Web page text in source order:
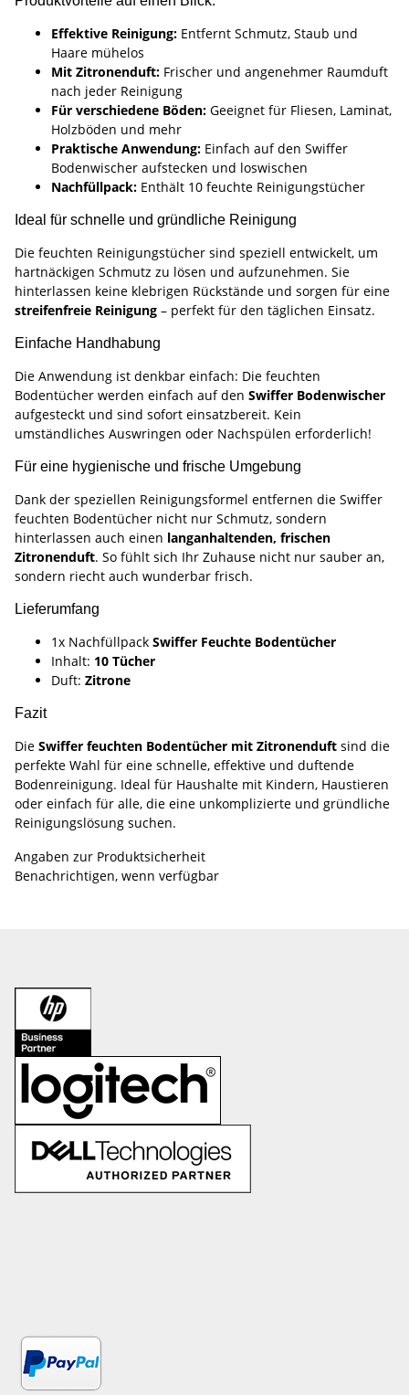
Effektive Reinigung: Entfernt Schmutz, Staub und
Haare mühelos
Mit Zitronenduft: Frischer und angenehmer Raumduft
nach jeder Reinigung
Für verschiedene Böden: Geeignet für Fliesen, Laminat,
Holzböden und mehr
Praktische Anwendung: Einfach auf den Swiffer
Bodenwischer aufstecken und loswischen
Nachfüllpack: Enthält 10 feuchte Reinigungstücher
Ideal für schnelle und gründliche Reinigung
Die feuchten Reinigungstücher sind speziell entwickelt, um
hartnäckigen Schmutz zu lösen und aufzunehmen. Sie
hinterlassen keine klebrigen Rückstände und sorgen für eine
streifenfreie Reinigung – perfekt für den täglichen Einsatz.
Einfache Handhabung
Die Anwendung ist denkbar einfach: Die feuchten
Bodentücher werden einfach auf den Swiffer Bodenwischer
aufgesteckt und sind sofort einsatzbereit. Kein
umständliches Auswringen oder Nachspülen erforderlich!
Für eine hygienische und frische Umgebung
Dank der speziellen Reinigungsformel entfernen die Swiffer
feuchten Bodentücher nicht nur Schmutz, sondern
hinterlassen auch einen langanhaltenden, frischen
Zitronenduft. So fühlt sich Ihr Zuhause nicht nur sauber an,
sondern riecht auch wunderbar frisch.
Lieferumfang
1x Nachfüllpack Swiffer Feuchte Bodentücher
Inhalt: 10 Tücher
Duft: Zitrone
Fazit
Die Swiffer feuchten Bodentücher mit Zitronenduft sind die
perfekte Wahl für eine schnelle, effektive und duftende
Bodenreinigung. Ideal für Haushalte mit Kindern, Haustieren
oder einfach für alle, die eine unkomplizierte und gründliche
Reinigungslösung suchen.
Angaben zur Produktsicherheit
Benachrichtigen, wenn verfügbar